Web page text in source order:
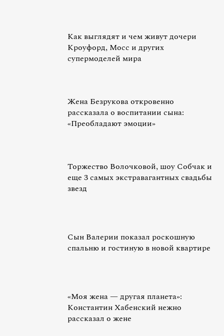
Как выглядят и чем живут дочери
Кроуфорд, Мосс и других
супермоделей мира
Жена Безрукова откровенно
рассказала о воспитании сына:
«Преобладают эмоции»
Торжество Волочковой, шоу Собчак и
еще 3 самых экстравагантных свадьбы
звезд
Сын Валерии показал роскошную
спальню и гостиную в новой квартире
«Моя жена — другая планета»:
Константин Хабенский нежно
рассказал о жене